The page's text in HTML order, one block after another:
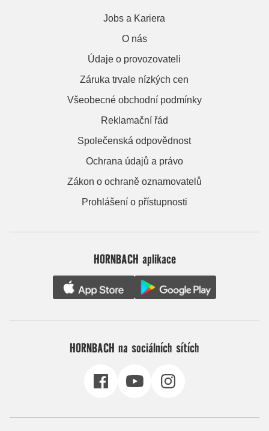
Jobs a Kariera
O nás
Údaje o provozovateli
Záruka trvale nízkých cen
Všeobecné obchodní podmínky
Reklamační řád
Společenská odpovědnost
Ochrana údajů a právo
Zákon o ochraně oznamovatelů
Prohlášení o přístupnosti
HORNBACH aplikace
HORNBACH na sociálních sítích